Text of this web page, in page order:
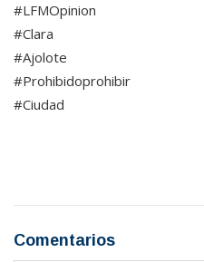
#LFMOpinion
#Clara
#Ajolote
#Prohibidoprohibir
#Ciudad
Comentarios